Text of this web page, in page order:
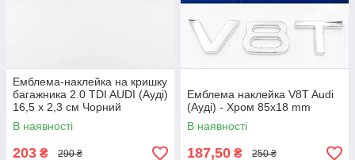
Емблема-наклейка на кришку
багажника 2.0 TDI AUDI (Ауді)
16,5 x 2,3 см Чорний
В наявності
203 ₴ 290 ₴
Емблема наклейка V8T Audi
(Ауді) - Хром 85x18 mm
В наявності
187,50 ₴ 250 ₴